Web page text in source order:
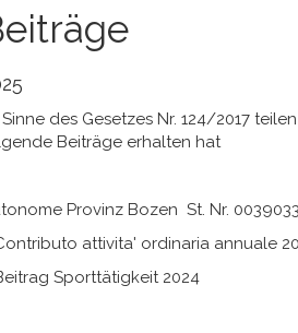
Sinne des Gesetzes Nr. 124/2017
Beiträge erhalten hat
Provinz Bozen St. Nr.
attivita' ordinaria annuale
Sporttätigkeit 2024